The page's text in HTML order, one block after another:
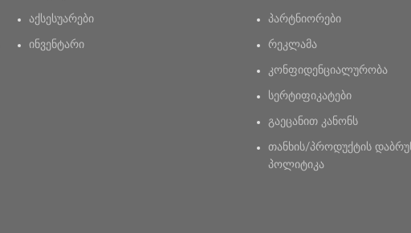
აქსესუარები
ინვენტარი
პარტნიორები
რეკლამა
კონფიდენციალურობა
სერტიფიკატები
გაეცანით კანონს
თანხის/პროდუქტის
პოლიტიკა